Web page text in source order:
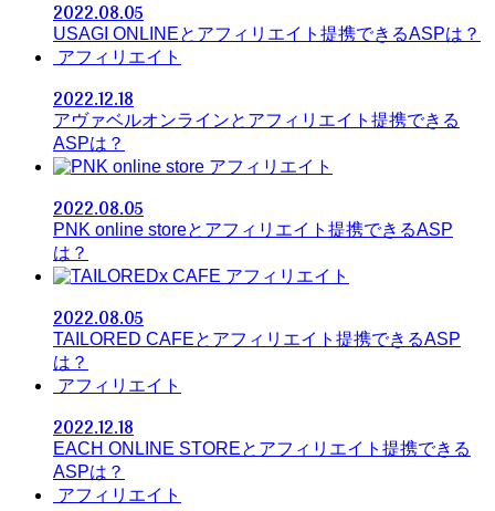
2022.08.05
USAGI ONLINEとアフィリエイト提携できるASPは？
アフィリエイト
2022.12.18
アヴァベルオンラインとアフィリエイト提携できる
ASPは？
アフィリエイト
2022.08.05
PNK online storeとアフィリエイト提携できるASP
は？
アフィリエイト
2022.08.05
TAILORED CAFEとアフィリエイト提携できるASP
は？
アフィリエイト
2022.12.18
EACH ONLINE STOREとアフィリエイト提携できる
ASPは？
アフィリエイト